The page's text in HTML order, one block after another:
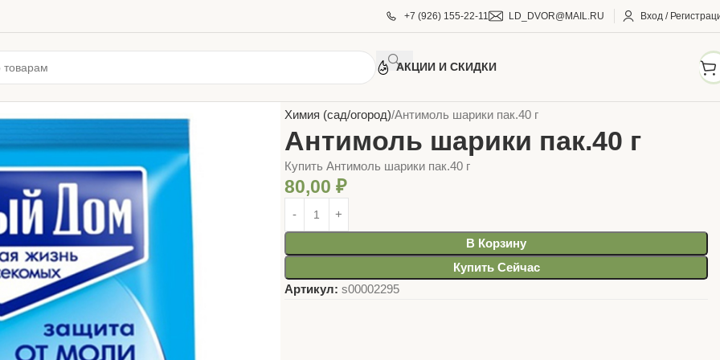
+7 (926) 155-22-11 LD_DVOR@MAIL.RU Вход /
АКЦИИ И СКИДКИ
Химия (сад/огород) Антимоль шарики пак.40 г
Антимоль шарики пак.40 г
Купить Антимоль шарики пак.40 г
80,00₽
В Корзину
Купить Сейчас
Артикул:s00002295